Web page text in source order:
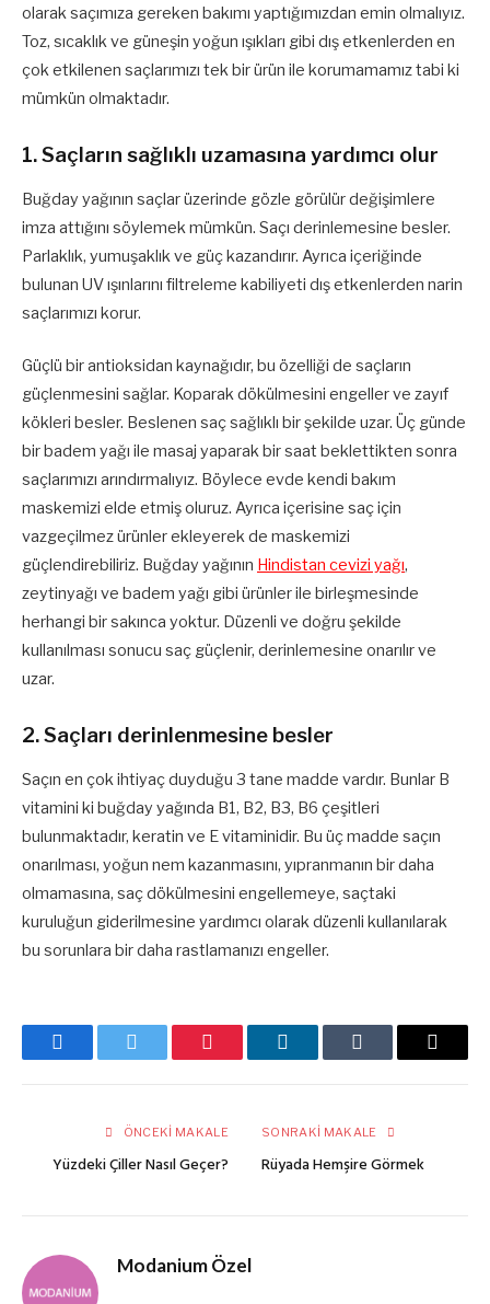
olarak saçımıza gereken bakımı yaptığımızdan emin olmalıyız.
Toz, sıcaklık ve güneşin yoğun ışıkları gibi dış etkenlerden en
çok etkilenen saçlarımızı tek bir ürün ile korumamamız tabi ki
mümkün olmaktadır.
1. Saçların sağlıklı uzamasına yardımcı olur
Buğday yağının saçlar üzerinde gözle görülür değişimlere
imza attığını söylemek mümkün. Saçı derinlemesine besler.
Parlaklık, yumuşaklık ve güç kazandırır. Ayrıca içeriğinde
bulunan UV ışınlarını filtreleme kabiliyeti dış etkenlerden narin
saçlarımızı korur.
Güçlü bir antioksidan kaynağıdır, bu özelliği de saçların
güçlenmesini sağlar. Koparak dökülmesini engeller ve zayıf
kökleri besler. Beslenen saç sağlıklı bir şekilde uzar. Üç günde
bir badem yağı ile masaj yaparak bir saat beklettikten sonra
saçlarımızı arındırmalıyız. Böylece evde kendi bakım
maskemizi elde etmiş oluruz. Ayrıca içerisine saç için
vazgeçilmez ürünler ekleyerek de maskemizi
güçlendirebiliriz. Buğday yağının Hindistan cevizi yağı,
zeytinyağı ve badem yağı gibi ürünler ile birleşmesinde
herhangi bir sakınca yoktur. Düzenli ve doğru şekilde
kullanılması sonucu saç güçlenir, derinlemesine onarılır ve
uzar.
2. Saçları derinlenmesine besler
Saçın en çok ihtiyaç duyduğu 3 tane madde vardır. Bunlar B
vitamini ki buğday yağında B1, B2, B3, B6 çeşitleri
bulunmaktadır, keratin ve E vitaminidir. Bu üç madde saçın
onarılması, yoğun nem kazanmasını, yıpranmanın bir daha
olmamasına, saç dökülmesini engellemeye, saçtaki
kuruluğun giderilmesine yardımcı olarak düzenli kullanılarak
bu sorunlara bir daha rastlamanızı engeller.
FacebookTwitter Pinterest LinkedInTumblr
E-
ÖNCEKI MAKALE
Yüzdeki Çiller Nasıl Geçer?
SONRAKI MAKALE
Rüyada Hemşire Görmek
Modanium Özel